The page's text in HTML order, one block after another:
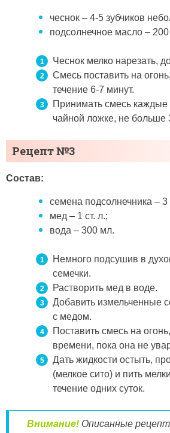
чеснок – 4-5 зубчиков
подсолнечное масло –
Чеснок мелко нарезать,
Смесь поставить на
течение 6-7 минут.
Принимать смесь каждые
чайной ложке, не больше
Рецепт №3
Состав:
семена подсолнечника – 3
мед – 1 ст. л.;
вода – 300 мл.
Немного подсушив в
семечки.
Растворить мед в воде.
Добавить измельченные
с медом.
Поставить смесь на
времени, пока она не
Дать жидкости остыть,
(мелкое сито) и пить
течение одних суток.
Внимание! Описанные